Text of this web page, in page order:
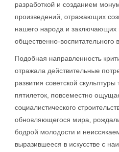
разработкой и созданием
произведений, отражающих
нашего народа и заключающих
общественно-воспитательного
Подобная направленность
отражала действительные
развития советской
пятилеток, повсеместно
социалистического
обновляющегося мира,
бодрой молодости и
выразившееся в искусстве с